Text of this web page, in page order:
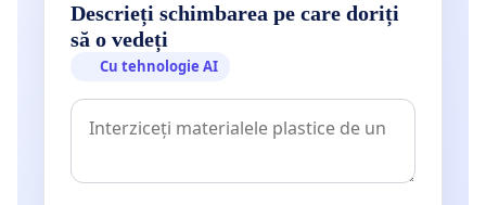
Descrieți schimbarea pe care doriți
să o vedeți
Cu tehnologie AI